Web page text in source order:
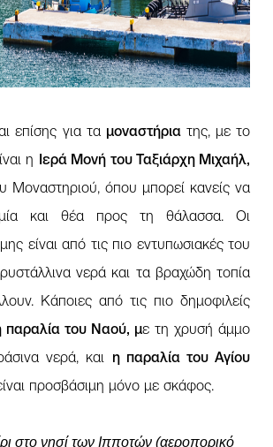
επίσης για τα μοναστήρια της, με το
η Ιερά Μονή του Ταξιάρχη Μιχαήλ,
Μοναστηριού, όπου μπορεί κανείς να
και θέα προς τη θάλασσα. Οι
είναι από τις πιο εντυπωσιακές του
νερά και τα βραχώδη τοπία
Κάποιες από τις πιο δημοφιλείς
παραλία του Ναού, με τη χρυσή άμμο
νερά, και η παραλία του Αγίου
προσβάσιμη μόνο με σκάφος.
στο νησί των Ιπποτών (αεροπορικό